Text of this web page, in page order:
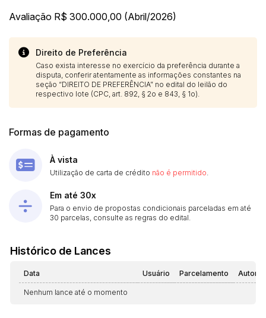
Avaliação R$ 300.000,00 (Abril/2026)
Direito de Preferência
Caso exista interesse no exercício da preferência durante a
disputa, conferir atentamente as informações constantes na
seção “DIREITO DE PREFERÊNCIA” no edital do leilão do
respectivo lote (CPC, art. 892, § 2o e 843, § 1o).
Formas de pagamento
À vista
Utilização de carta de crédito não é permitido
Em até 30x
Para o envio de propostas condicionais parceladas em até
30 parcelas, consulte as regras do edital.
Histórico de Lances
Data Usuário Parcelamento
Nenhum lance até o momento